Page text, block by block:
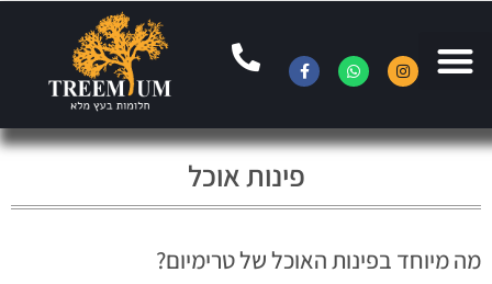
פינות אוכל
מה מיוחד בפינות האוכל של טרימיום?